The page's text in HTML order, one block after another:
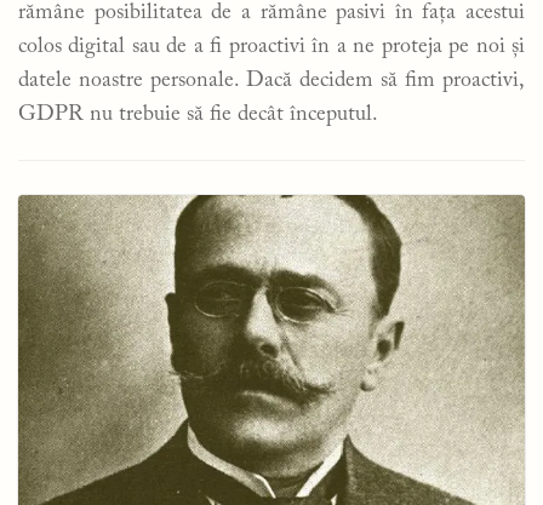
rămâne posibilitatea de a rămâne pasivi în fața acestui
colos digital sau de a fi proactivi în a ne proteja pe noi și
datele noastre personale. Dacă decidem să fim proactivi,
GDPR nu trebuie să fie decât începutul.